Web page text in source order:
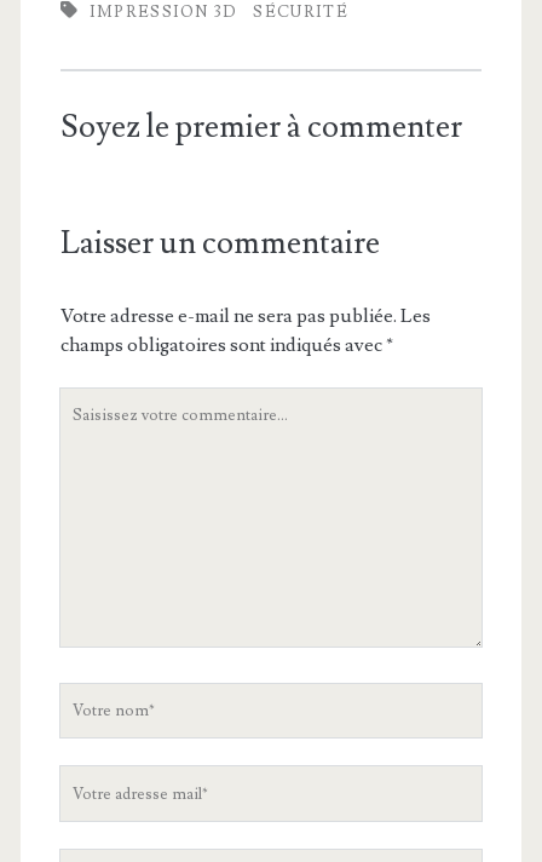
IMPRESSION 3D SÉCURITÉ
Soyez le premier à commenter
Laisser un commentaire
Votre adresse e-mail ne sera pas publiée. Les
champs obligatoires sont indiqués avec*